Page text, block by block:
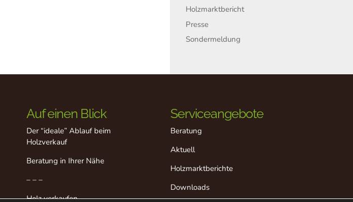
Holzmarktbericht
Presse
Sondermeldung
Auf einen Blick
Der “ideale” Ablauf beim
Holzverkauf
Beratung in Ihrer Nähe
– – –
Holz verkaufen
Serviceangebote
Beratung
Aktuell
Holzmarktberichte
Downloads